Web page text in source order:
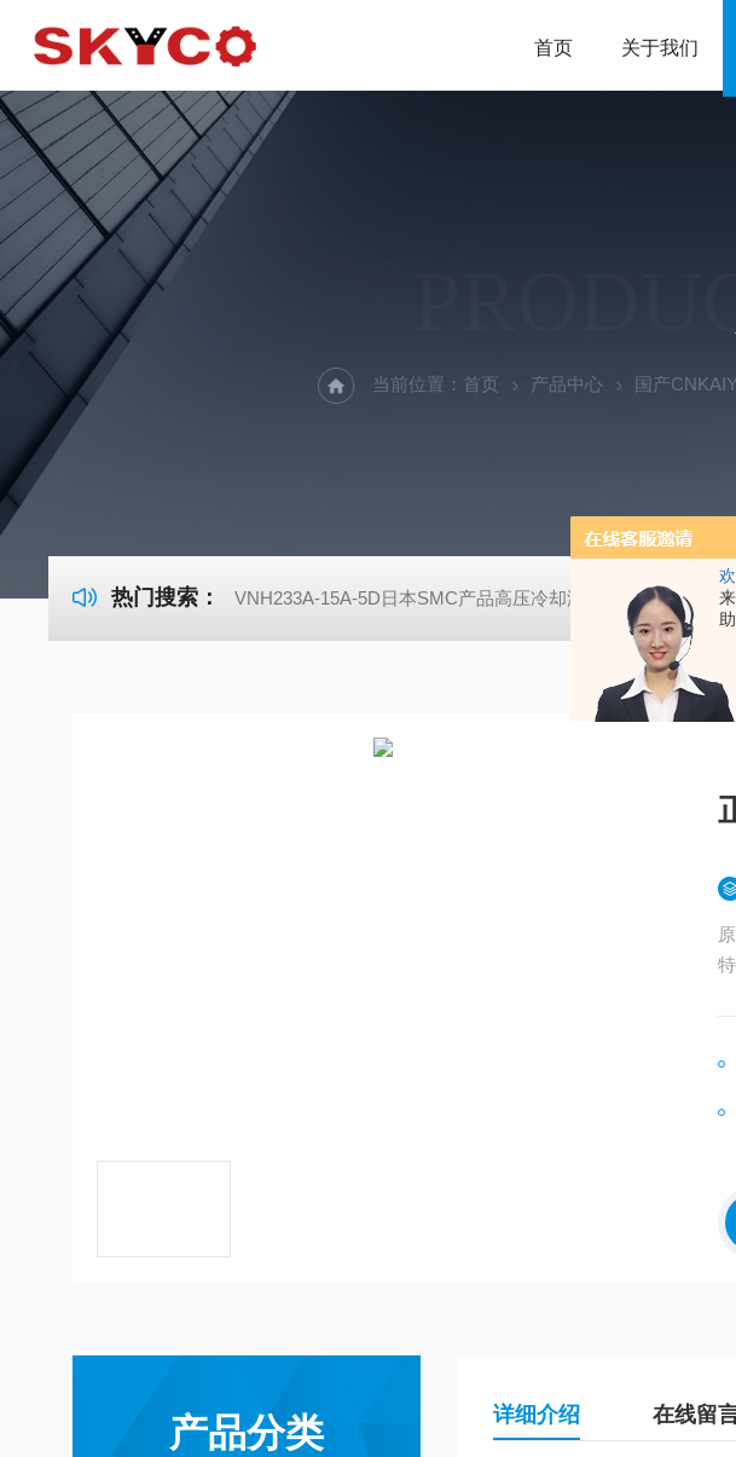
首页 关于我们
当前位置： 首页 产品中心 国产CNKAIY
热门搜索： VNH233A-15A-5D日本SMC产品高压冷却液用阀 MVSD-
产品分类 详细介绍 在线留